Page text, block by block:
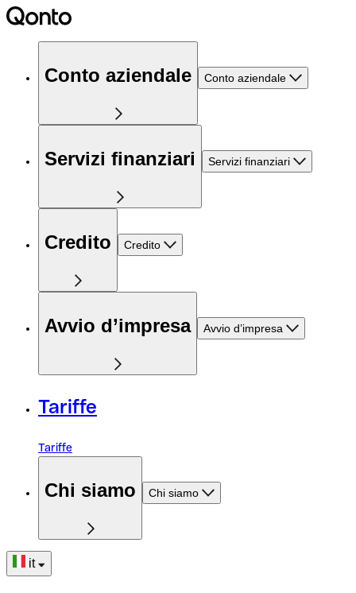
Conto aziendale Conto aziendale
Servizi finanziari Servizi finanziari
Credito Credito
Avvio d’impresa Avvio d’impresa
Tariffe
Tariffe
Chi siamo Chi siamo
it